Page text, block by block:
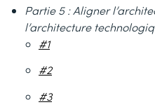
Partie 5 : Aligner
l’architecture
#1
#2
#3